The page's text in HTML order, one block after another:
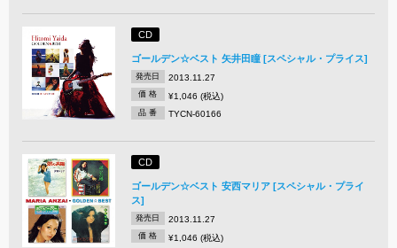
CD
ゴールデン☆ベスト 矢井田瞳 [スペシャル・プライス]
発売日 2013.11.27
価 格 ¥1,046 (税込)
品 番 TYCN-60166
CD
ゴールデン☆ベスト 安西マリア [スペシャル・プライ
ス]
発売日 2013.11.27
価 格 ¥1,046 (税込)